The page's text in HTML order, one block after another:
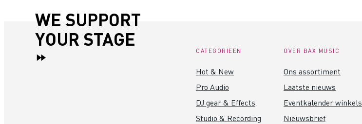
WE SUPPORT
YOUR STAGE
CATEGORIEËN
Hot & New
Pro Audio
DJ gear & Effects
Studio & Recording
OVER BAX MUSIC
Ons assortiment
Laatste nieuws
Eventkalender winkels
Nieuwsbrief